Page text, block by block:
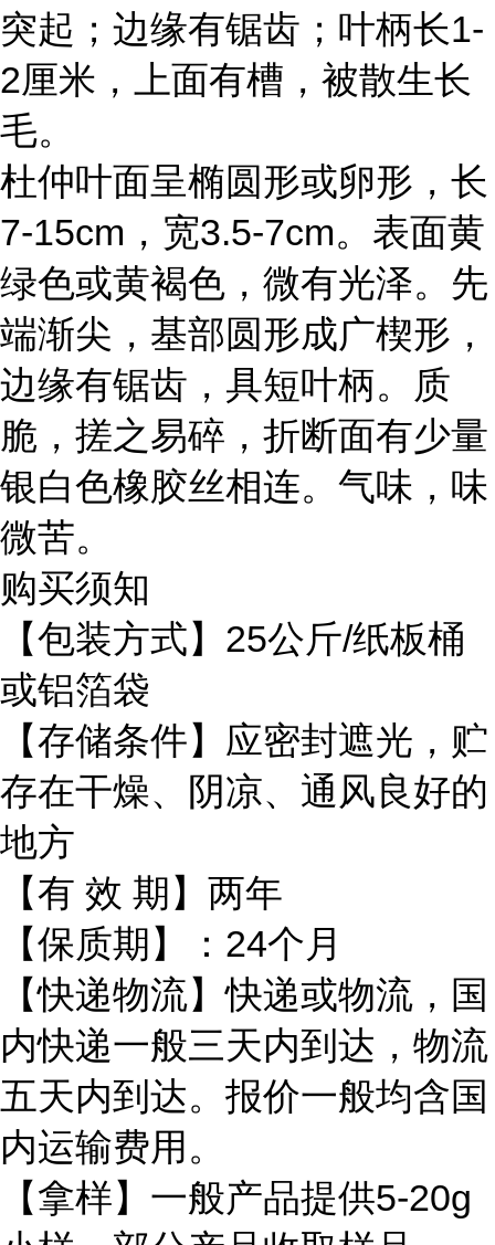
突起；边缘有锯齿；叶柄长1-
2厘米，上面有槽，被散生长
毛。
杜仲叶面呈椭圆形或卵形，长
7-15cm，宽3.5-7cm。表面黄
绿色或黄褐色，微有光泽。先
端渐尖，基部圆形成广楔形，
边缘有锯齿，具短叶柄。质
脆，搓之易碎，折断面有少量
银白色橡胶丝相连。气味，味
微苦。
购买须知
【包装方式】25公斤/纸板桶
或铝箔袋
【存储条件】应密封遮光，贮
存在干燥、阴凉、通风良好的
地方
【有 效 期】两年
【保质期】：24个月
【快递物流】快递或物流，国
内快递一般三天内到达，物流
五天内到达。报价一般均含国
内运输费用。
【拿样】一般产品提供5-20g